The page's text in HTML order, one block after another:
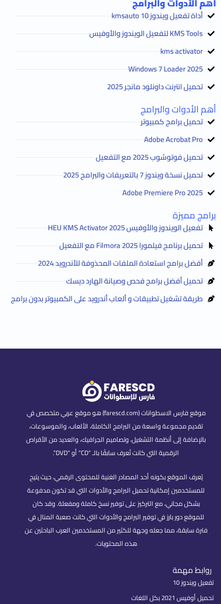
أهم الأدوات والبرامج
أداة تفعيل ويندوز 10 kmsauto
KMS Tools لتفعيل الويندوز والأوفيس
kms activator
2025 Windows 7 Loader
تحميل انترنت داونلود مانجر 2025
أهم الأدوات والبرامج
تحميل برامج كمبيوتر
Adobe Acrobat Pro
تحميل فوتوشوب 2025 مع التفعيل
تحميل نسخة ويندوز 7 بالتعريفات والبرامج 2025
Adobe Premiere Pro 2025
برامج مميزة
تفعيل الويندوز والأوفيس HEU KMS Activator 2025
تحميل برنامج فيلمورا Filmora 2025 مع التفعيل
أفضل برامج استعادة الملفات المحذوفة للأندرويد 2024
تحميل أفضل برامج فحص وصيانة الهارد ديسك
طريقة تشغيل تطبيقات و ألعاب أندرويد على الكمبيوتر بدون برامج
موقع فارس الاسطوانات (farescd.com) هو موقع عربي متخصص في
تقديم مجموعة واسعة من البرامج الكاملة، الألعاب، والموسوعات،
بالإضافة إلى أنظمة التشغيل، وتصاميم الجرافيك، والعديد من الأقراص
الرقمية التي كانت تُعرف سابقًا بالـ “CD” أو “DVD”.
يُعرف الموقع بكونه أحد المصادر الغنية للمحتوى الرقمي، حيث يتيح
للمستخدمين إمكانية تحميل البرامج والأدوات التي قد تكون مدفوعة
بشكل مجاني، مع التركيز على توفير نسخ كاملة ومفعلة. وقد كان
للموقع دور بارز في توفير البرامج والأدوات التي كانت صعبة المنال في
فترة سابقة، مما جعله وجهة للكثير من المستخدمين العرب الباحثين عن
هذه المحتويات.
روابط مهمة
تفعيل ويندوز 10
تحميل أوفيس 2021 بكل اللغات